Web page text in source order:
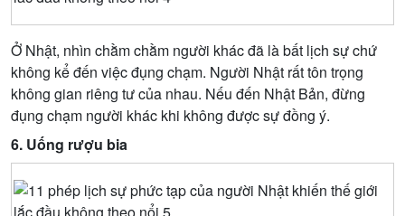
Ở Nhật, nhìn chằm chằm người khác đã là bất lịch sự chứ
không kể đến việc đụng chạm. Người Nhật rất tôn trọng
không gian riêng tư của nhau. Nếu đến Nhật Bản, đừng
đụng chạm người khác khi không được sự đồng ý.
6. Uống rượu bia